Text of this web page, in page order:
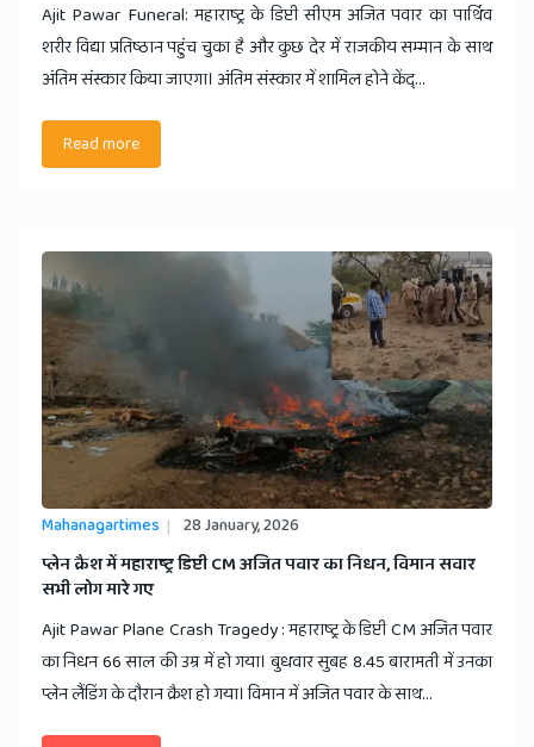
Ajit Pawar Funeral: महाराष्ट्र के डिप्टी सीएम अजित पवार का पार्थिव
शरीर विद्या प्रतिष्ठान पहुंच चुका है और कुछ देर में राजकीय सम्मान के साथ
अंतिम संस्कार किया जाएगा। अंतिम संस्कार में शामिल होने केंद्...
Read more
Mahanagartimes 28 January, 2026
​प्लेन क्रैश में महाराष्ट्र डिप्टी CM अजित पवार का निधन, विमान सवार
सभी लोग मारे गए
Ajit Pawar Plane Crash Tragedy : महाराष्ट्र के डिप्टी CM अजित पवार
का निधन 66 साल की उम्र में हो गया। बुधवार सुबह 8.45 बारामती में उनका
प्लेन लैंडिंग के दौरान क्रैश हो गया। विमान में अजित पवार के साथ...